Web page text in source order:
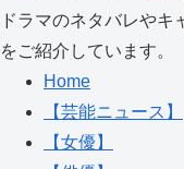
ドラマのネタバレや
をご紹介しています。
Home
【芸能ニュース】
【女優】